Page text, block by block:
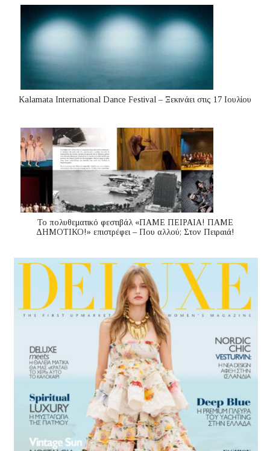
Kalamata International Dance Festival – Ξεκινάει στις 17 Ιουλίου
Το πολυθεματικό φεστιβάλ «ΠΑΜΕ ΠΕΙΡΑΙΑ! ΠΑΜΕ
ΔΗΜΟΤΙΚΟ!» επιστρέφει – Που αλλού; Στον Πειραιά!